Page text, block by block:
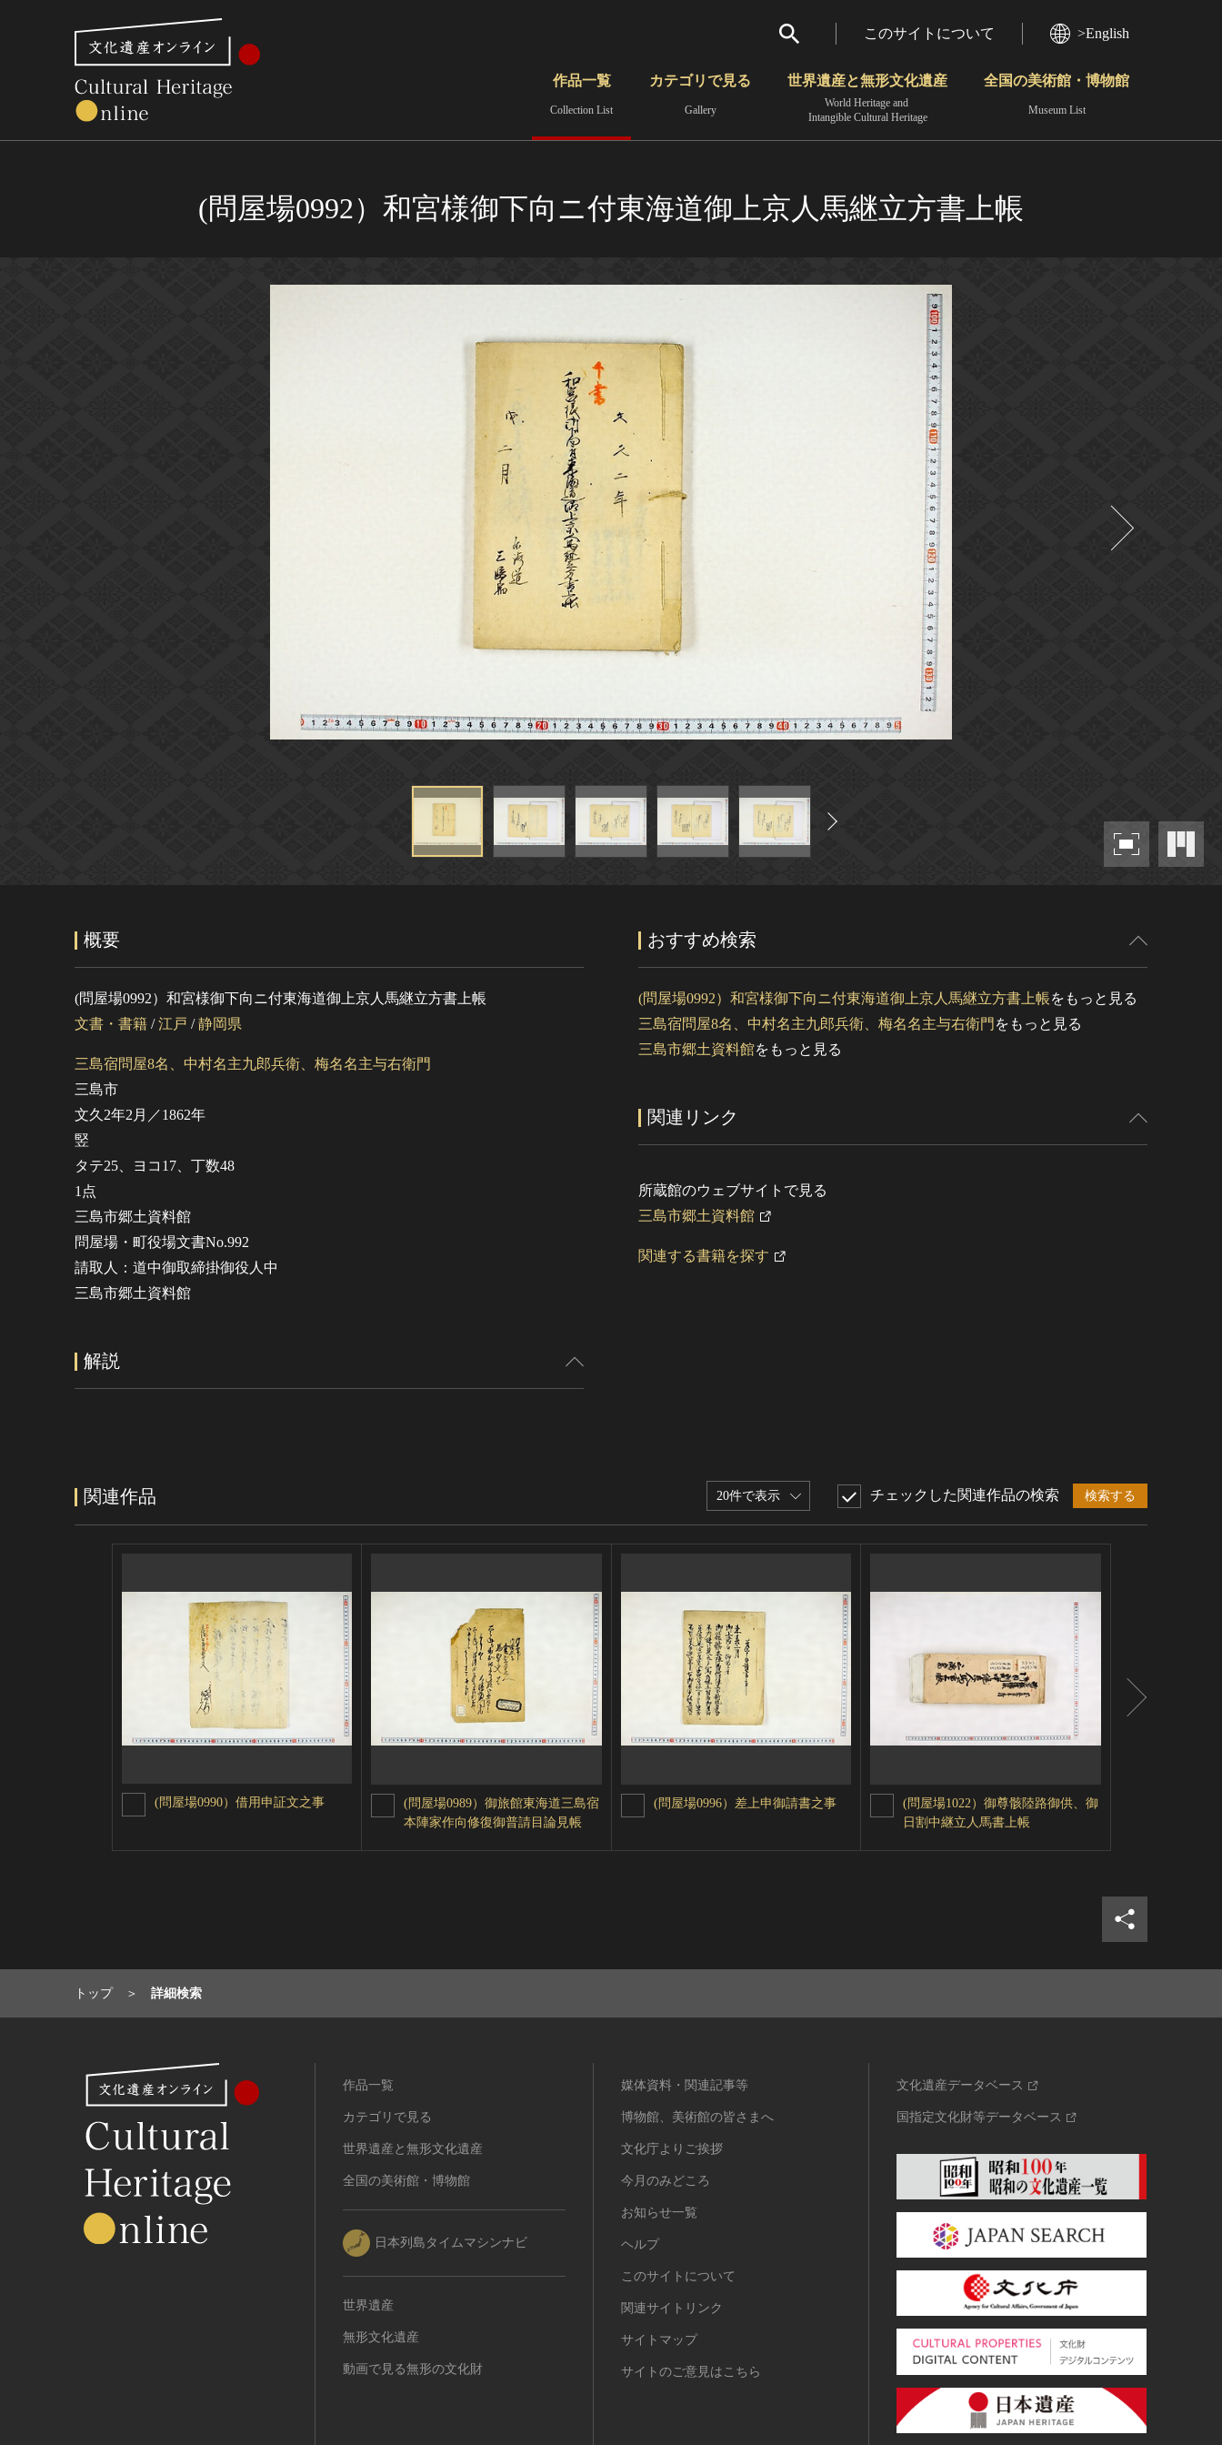
さらに詳細検索
このサイトについて >English
作品一覧
Collection List
カテゴリで見る
Gallery
世界遺産と無形文化遺産
World Heritage and
Intangible Cultural Heritage
全国の美術館・博物館
Museum List
(問屋場0992）和宮様御下向ニ付東海道御上京人馬継立方書上帳
概要
(問屋場0992）和宮様御下向ニ付東海道御上京人馬継立方書上帳
文書・書籍 /江戸 /静岡県
三島宿問屋8名、中村名主九郎兵衛、梅名名主与右衛門
三島市
文久2年2月／1862年
竪
タテ25、ヨコ17、丁数48
1点
三島市郷土資料館
問屋場・町役場文書No.992
請取人：道中御取締掛御役人中
三島市郷土資料館
解説
おすすめ検索
(問屋場0992）和宮様御下向ニ付東海道御上京人馬継立方書上帳をもっと見る
三島宿問屋8名、中村名主九郎兵衛、梅名名主与右衛門 をもっと見る
三島市郷土資料館をもっと見る
関連リンク
所蔵館のウェブサイトで見る
三島市郷土資料館
関連する書籍を探す
関連作品 20件で表示 チェックした関連作品の検索 検索する
(問屋場0990）借用申証文之事
(問屋場0989）御旅館東海道三島宿
本陣家作向修復御普請目論見帳
(問屋場0996）差上申御請書之事
(問屋場1022）御尊骸陸路御供、御
日割中継立人馬書上帳
トップ 詳細検索
作品一覧
カテゴリで見る
世界遺産と無形文化遺産
全国の美術館・博物館
日本列島タイムマシンナビ
世界遺産
無形文化遺産
動画で見る無形の文化財
媒体資料・関連記事等
博物館、美術館の皆さまへ
文化庁よりご挨拶
今月のみどころ
お知らせ一覧
ヘルプ
このサイトについて
関連サイトリンク
サイトマップ
サイトのご意見はこちら
文化遺産データベース
国指定文化財等データベース